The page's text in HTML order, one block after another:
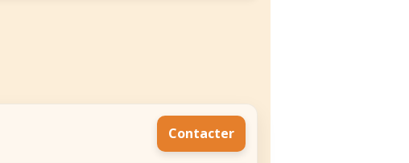
Contacter